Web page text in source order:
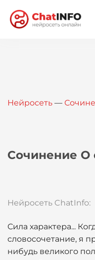
Вход
Нейросеть —
Сочинение О
Нейросеть ChatInfo:
Сила характера...
словосочетание, я
нибудь великого